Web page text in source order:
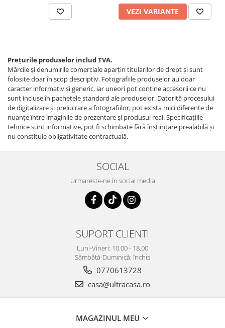
VEZI VARIANTE
Prețurile produselor includ TVA.
Mărcile și denumirile comerciale aparțin titularilor de drept şi sunt
folosite doar în scop descriptiv. Fotografiile produselor au doar
caracter informativ şi generic, iar uneori pot conţine accesorii ce nu
sunt incluse în pachetele standard ale produselor. Datorită procesului
de digitalizare și prelucrare a fotografiilor, pot exista mici diferențe de
nuanțe între imaginile de prezentare și produsul real. Specificaţiile
tehnice sunt informative, pot fi schimbate fără înştiinţare prealabilă şi
nu constituie obligativitate contractuală.
SOCIAL
Urmareste-ne in social media
SUPORT CLIENTI
Luni-Vineri: 10.00 - 18.00
Sâmbătă-Duminică: închis
0770613728
casa@ultracasa.ro
MAGAZINUL MEU